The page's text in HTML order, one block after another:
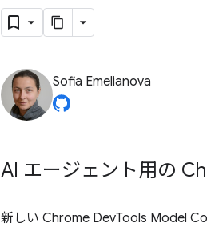
Sofia Emelianova
AI エージェント用の
新しい Chrome DevTools Model